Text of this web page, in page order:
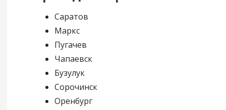
Саратов
Маркс
Пугачев
Чапаевск
Бузулук
Сорочинск
Оренбург